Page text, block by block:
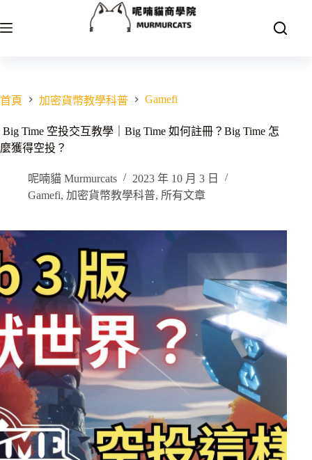
至
容
首頁 加密貨幣教學科普 Gamefi
Big Time 空投交互教學｜Big Time 如何註冊？Big Time 怎
麼獲得空投？
呢喃貓 Murmurcats
2023 年 10 月 3 日
Gamefi, 加密貨幣教學科普, 所有文章